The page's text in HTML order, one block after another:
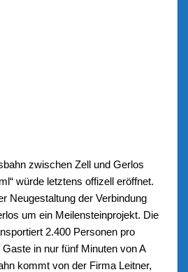
zwischen Zell und Gerlos
würde letztens offizell eröffnet.
Neugestaltung der Verbindung
um ein Meilensteinprojekt. Die
2.400 Personen pro
in nur fünf Minuten von A
kommt von der Firma Leitner,